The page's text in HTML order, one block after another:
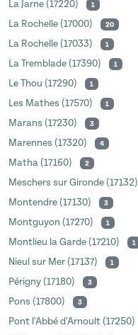
La Jarne (17220) 1
La Rochelle (17000) 20
La Rochelle (17033) 1
La Tremblade (17390) 1
Le Thou (17290) 1
Les Mathes (17570) 1
Marans (17230) 3
Marennes (17320) 4
Matha (17160) 2
Meschers sur Gironde (17132)
Montendre (17130) 3
Montguyon (17270) 1
Montlieu la Garde (17210) 1
Nieul sur Mer (17137) 1
Périgny (17180) 3
Pons (17800) 3
Pont l'Abbé d'Arnoult (17250)